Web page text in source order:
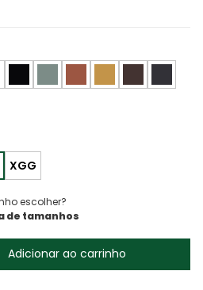
XGG
escolher?
Adicionar ao carrinho